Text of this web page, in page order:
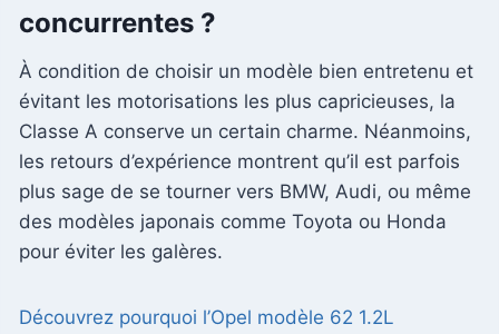
concurrentes ?
À condition de choisir un modèle bien entretenu et
évitant les motorisations les plus capricieuses, la
Classe A conserve un certain charme. Néanmoins,
les retours d’expérience montrent qu’il est parfois
plus sage de se tourner vers BMW, Audi, ou même
des modèles japonais comme Toyota ou Honda
pour éviter les galères.
Découvrez pourquoi l’Opel modèle 62 1.2L